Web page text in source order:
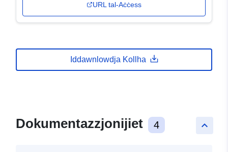
URL tal-Aċċess
Iddawnlowdja Kollha
keyboard_arrow_up
Dokumentazzjonijiet 4